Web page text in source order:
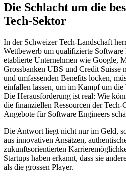
Die Schlacht um die
Tech-Sektor
In der Schweizer Tech-Landschaft
Wettbewerb um qualifizierte Software
etablierte Unternehmen wie Google,
Grossbanken UBS und Credit Suisse
und umfassenden Benefits locken,
einfallen lassen, um im Kampf um die
Die Herausforderung ist real: Wie
die finanziellen Ressourcen der Tech-
Angebote für Software Engineers
Die Antwort liegt nicht nur im Geld,
aus innovativen Ansätzen,
zukunftsorientierten
Startups haben erkannt, dass sie
als die grossen Player.